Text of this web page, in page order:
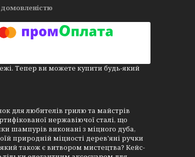
домовленістю
Тепер ви можете купити будь-який
для любителів грилю та майстрів
нержавіючої сталі, що
шампурів виконані з міцного дуба,
природній міцності дерев'яні ручки
також є витвором мистецтва? Кейс-